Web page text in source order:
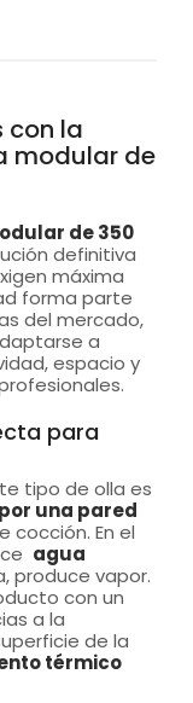
con la
modular de
de 350
definitiva
máxima
forma parte
del mercado,
a
espacio y
para
tipo de olla es
una pared
cocción. En el
agua
produce vapor.
con un
a la
de la
térmico